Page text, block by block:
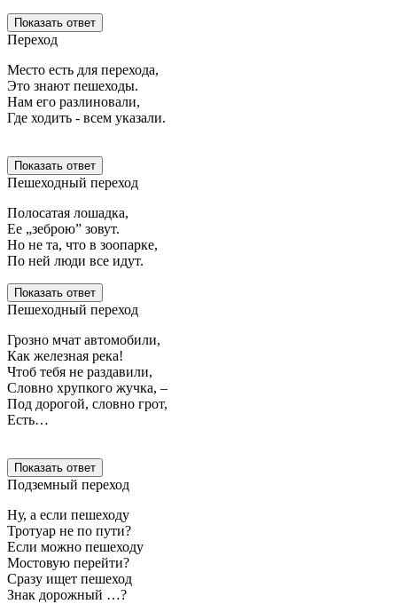
Показать ответ
Переход
Место есть для перехода,
Это знают пешеходы.
Нам его разлиновали,
Где ходить - всем указали.
Показать ответ
Пешеходный переход
Полосатая лошадка,
Ее „зеброю” зовут.
Но не та, что в зоопарке,
По ней люди все идут.
Показать ответ
Пешеходный переход
Грозно мчат автомобили,
Как железная река!
Чтоб тебя не раздавили,
Словно хрупкого жучка, –
Под дорогой, словно грот,
Есть…
Показать ответ
Подземный переход
Ну, а если пешеходу
Тротуар не по пути?
Если можно пешеходу
Мостовую перейти?
Сразу ищет пешеход
Знак дорожный …?